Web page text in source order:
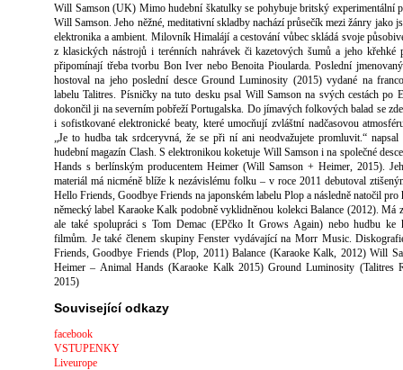
Will Samson (UK) Mimo hudební škatulky se pohybuje britský experimentální
Will Samson. Jeho něžné, meditativní skladby nachází průsečík mezi žánry jako
elektronika a ambient. Milovník Himalájí a cestování vůbec skládá svoje
z klasických nástrojů i terénních nahrávek či kazetových šumů a jeho křehké
připomínají třeba tvorbu Bon Iver nebo Benoita Pioularda. Poslední
hostoval na jeho poslední desce Ground Luminosity (2015) vydané na
labelu Talitres. Písničky na tuto desku psal Will Samson na svých cestách po
dokončil ji na severním pobřeží Portugalska. Do jímavých folkových balad se
i sofistkované elektronické beaty, které umocňují zvláštní nadčasovou
„Je to hudba tak srdceryvná, že se při ní ani neodvažujete promluvit.“ napsal
hudební magazín Clash. S elektronikou koketuje Will Samson i na společné
Hands s berlínským producentem Heimer (Will Samson + Heimer, 2015).
materiál má nicméně blíže k nezávislému folku – v roce 2011 debutoval
Hello Friends, Goodbye Friends na japonském labelu Plop a následně natočil
německý label Karaoke Kalk podobně vyklidněnou kolekci Balance (2012). Má
ale také spolupráci s Tom Demac (EPčko It Grows Again) nebo hudbu ke
filmům. Je také členem skupiny Fenster vydávající na Morr Music.
Friends, Goodbye Friends (Plop, 2011) Balance (Karaoke Kalk, 2012) Will
Heimer – Animal Hands (Karaoke Kalk 2015) Ground Luminosity (Talitres
2015)
Související odkazy
facebook
VSTUPENKY
Liveurope